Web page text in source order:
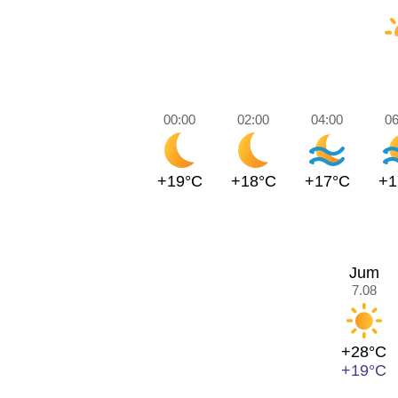
00:00
+19°C
02:00
+18°C
04:00
+17°C
Jum
7.08
+28°C
+19°C